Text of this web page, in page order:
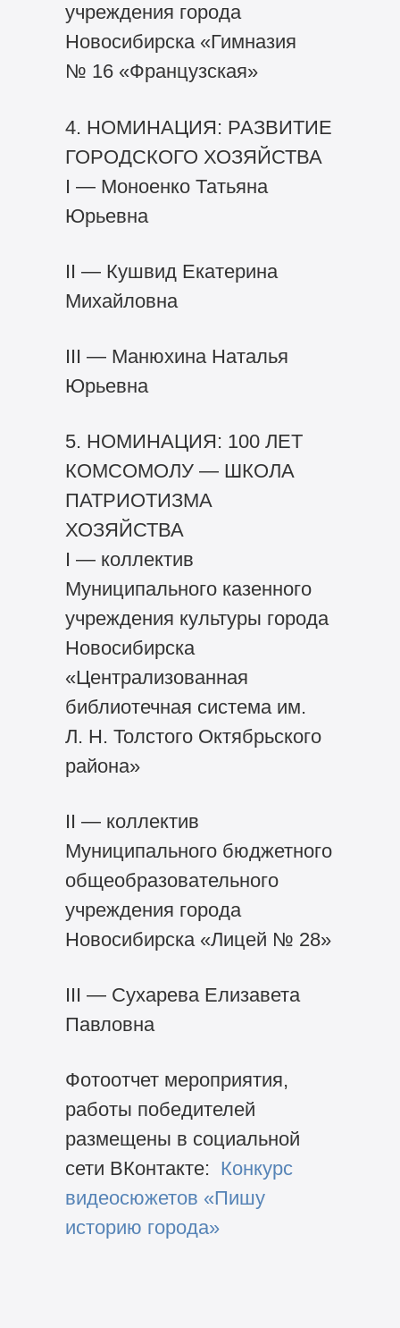
учреждения города
Новосибирска «Гимназия
№ 16 «Французская»
4. НОМИНАЦИЯ: РАЗВИТИЕ
ГОРОДСКОГО ХОЗЯЙСТВА
I — Моноенко Татьяна
Юрьевна
II — Кушвид Екатерина
Михайловна
III — Манюхина Наталья
Юрьевна
5. НОМИНАЦИЯ: 100 ЛЕТ
КОМСОМОЛУ — ШКОЛА
ПАТРИОТИЗМА
ХОЗЯЙСТВА
I — коллектив
Муниципального казенного
учреждения культуры города
Новосибирска
«Централизованная
библиотечная система им.
Л. Н. Толстого Октябрьского
района»
II — коллектив
Муниципального бюджетного
общеобразовательного
учреждения города
Новосибирска «Лицей № 28»
III — Сухарева Елизавета
Павловна
Фотоотчет мероприятия,
работы победителей
размещены в социальной
сети ВКонтакте: Конкурс
видеосюжетов «Пишу
историю города»